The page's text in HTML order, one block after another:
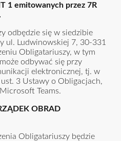
1 emitowanych przez 7R
odbędzie się w siedzibie
ul. Ludwinowskiej 7, 30-331
Obligatariuszy, w tym
odbywać się przy
elektronicznej, tj. w
3 Ustawy o Obligacjach,
Teams.
OBRAD
Obligatariuszy będzie